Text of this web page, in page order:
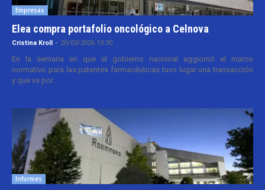
Empresas
Elea compra portafolio oncológico a Celnova
Cristina Kroll - 20/03/2026 10:30
En la semana en que el gobierno nacional aggiornó el marco
normativo para las patentes farmacéuticas tuvo lugar una transacción
y que va por...
Informes